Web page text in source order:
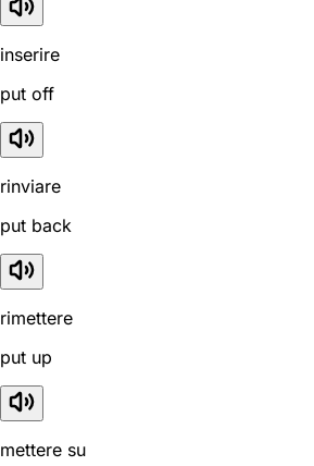
inserire
put off
rinviare
put back
rimettere
put up
mettere su